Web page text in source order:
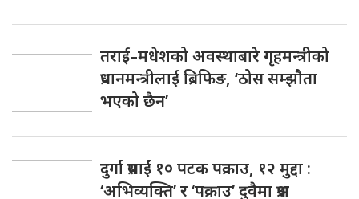
तराई–मधेशको अवस्थाबारे गृहमन्त्रीको
प्रधानमन्त्रीलाई ब्रिफिङ, ‘ठोस सम्झौता
भएको छैन’
दुर्गा प्रसाईं १० पटक पक्राउ, १२ मुद्दा :
‘अभिव्यक्ति’ र ‘पक्राउ’ दुवैमा प्रश्न